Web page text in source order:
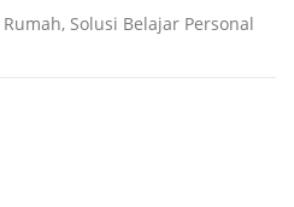
Solusi Belajar Personal